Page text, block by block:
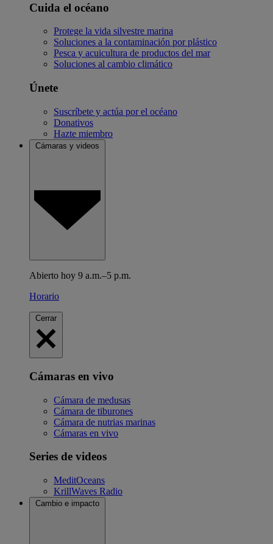
Cuida el océano
Protege la vida silvestre marina
Soluciones a la contaminación por plástico
Pesca y acuicultura de productos del mar
Soluciones al cambio climático
Únete
Suscríbete y actúa por el océano
Donativos
Hazte miembro
Cámaras y videos
Abierto hoy 9 a.m.–5 p.m.
Horario
Cerrar
Cámaras en vivo
Cámara de medusas
Cámara de tiburones
Cámara de nutrias marinas
Cámaras en vivo
Series de videos
MeditOceans
KrillWaves Radio
Cambio e impacto